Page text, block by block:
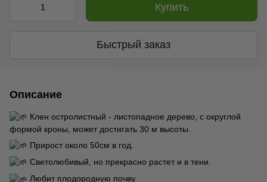
Купить
Быстрый заказ
Описание
Клен остролистный - листопадное дерево, с округлой
формой кроны, может достигать 30 м высоты.
Прирост около 50см в год.
Светолюбивый, но прекрасно растет и в тени.
Любит плодородную почву.